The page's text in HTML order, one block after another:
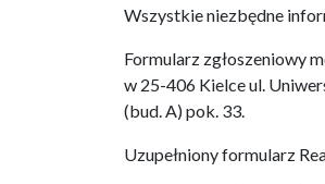
Wszystkie niezbędne
Formularz zgłoszeniowy
w 25-406 Kielce ul.
(bud. A) pok. 33.
Uzupełniony formularz